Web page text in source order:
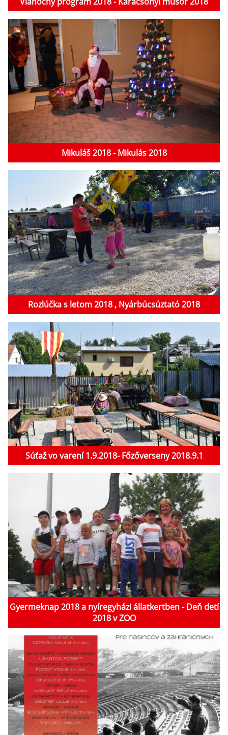
Mikuláš 2018 - Mikulás 2018
Rozlúčka s letom 2018 , Nyárbúcsúztató 2018
Súťaž vo varení 1.9.2018- Főzőverseny 2018.9.1
Gyermeknap 2018 a nyíregyházi állatkertben - Deň detí
2018 v ZOO